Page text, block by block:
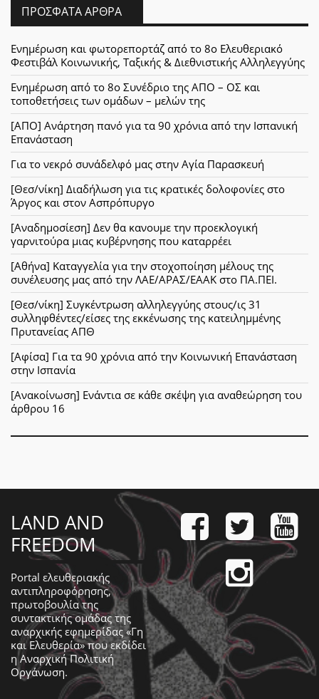
ΠΡΌΣΦΑΤΑ ΆΡΘΡΑ
Ενημέρωση και φωτορεπορτάζ από το 8ο Ελευθεριακό
Φεστιβάλ Κοινωνικής, Ταξικής & Διεθνιστικής Αλληλεγγύης
Ενημέρωση από το 8ο Συνέδριο της ΑΠΟ – ΟΣ και
τοποθετήσεις των ομάδων – μελών της
[ΑΠΟ] Ανάρτηση πανό για τα 90 χρόνια από την Ισπανική
Επανάσταση
Για το νεκρό συνάδελφό μας στην Αγία Παρασκευή
[Θεσ/νίκη] Διαδήλωση για τις κρατικές δολοφονίες στο
Άργος και στον Ασπρόπυργο
[Αναδημοσίεση] Δεν θα κανουμε την προεκλογική
γαρνιτούρα μιας κυβέρνησης που καταρρέει
[Αθήνα] Καταγγελία για την στοχοποίηση μέλους της
συνέλευσης μας από την ΛΑΕ/ΑΡΑΣ/ΕΑΑΚ στο ΠΑ.ΠΕΙ.
[Θεσ/νίκη] Συγκέντρωση αλληλεγγύης στους/ις 31
συλληφθέντες/είσες της εκκένωσης της κατειλημμένης
Πρυτανείας ΑΠΘ
[Αφίσα] Για τα 90 χρόνια από την Κοινωνική Επανάσταση
στην Ισπανία
[Ανακοίνωση] Ενάντια σε κάθε σκέψη για αναθεώρηση του
άρθρου 16
LAND AND
FREEDOM
Portal ελευθεριακής
αντιπληροφόρησης,
πρωτοβουλία της
συντακτικής ομάδας της
αναρχικής εφημερίδας «Γη
και Ελευθερία» που εκδίδει
ηΑναρχική Πολιτική
Οργάνωση.